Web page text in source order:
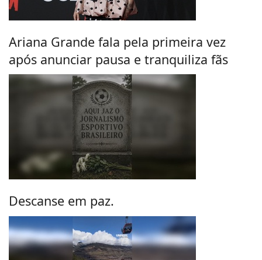
Ariana Grande fala pela primeira vez
após anunciar pausa e tranquiliza fãs
Descanse em paz.